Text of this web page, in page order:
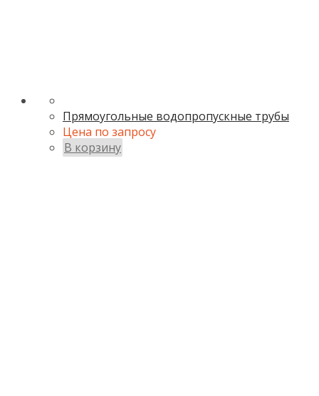
Прямоугольные водопропускные трубы
Цена по запросу
В корзину